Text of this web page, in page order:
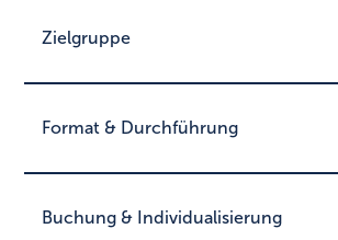
Zielgruppe
Format & Durchführung
Buchung & Individualisierung